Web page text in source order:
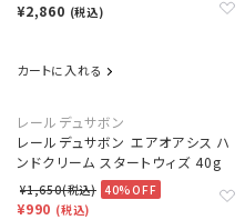
¥2,860 (税込)
カートに入れる
レールデュサボン
レールデュサボン エアオアシス ハ
ンドクリーム スタートウィズ 40g
¥1,650(税込) 40%OFF
¥990 (税込)